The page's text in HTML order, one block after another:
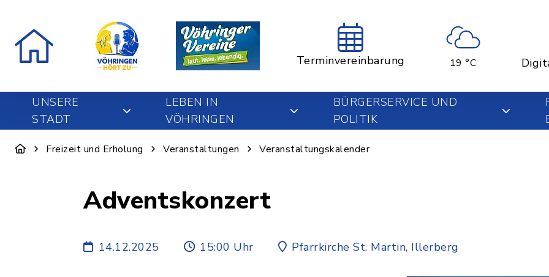
Terminvereinbarung 19 °C
UNSERE
STADT
LEBEN IN
VÖHRINGEN
BÜRGERSERVICE UND
POLITIK
Freizeit und Erholung Veranstaltungen Veranstaltungskalender
Adventskonzert
14.12.2025 15:00 Uhr Pfarrkirche St. Martin, Illerberg